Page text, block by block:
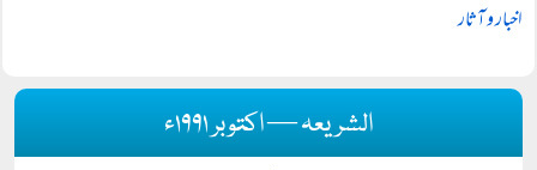
اخبار و آثار
الشریعہ — اکتوبر ۱۹۹۱ء